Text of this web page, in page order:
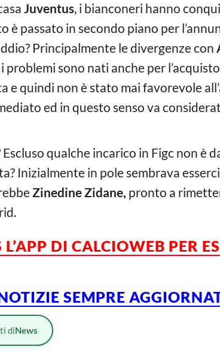
Juventus, i bianconeri hanno
passato in secondo piano per
Principalmente le divergenze con
sono nati anche per
e quindi non è stato mai favorevole
ed in questo senso va
qualche incarico in Figc non è
Inizialmente in pole sembrava
Zinedine Zidane, pronto a
DI CALCIOWEB PER
SEMPRE
diNews